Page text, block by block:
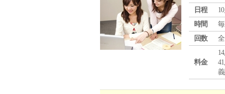
日程
時間
回数
料金